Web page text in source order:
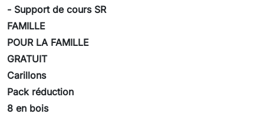
- Support de cours SR
FAMILLE
POUR LA FAMILLE
GRATUIT
Carillons
Pack réduction
8 en bois